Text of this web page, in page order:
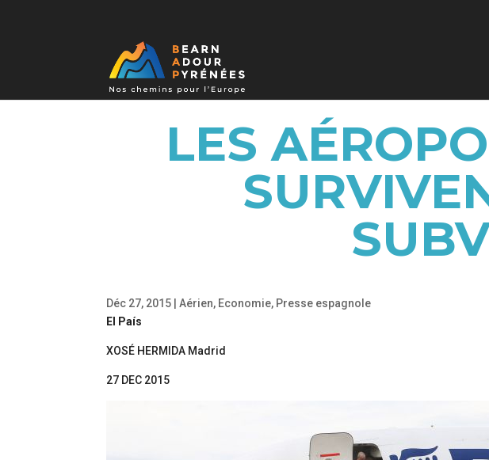
LES
Déc 27, 2015 |Aérien, Economie, Presse espagnole
El País
XOSÉ HERMIDA Madrid
27 DEC 2015